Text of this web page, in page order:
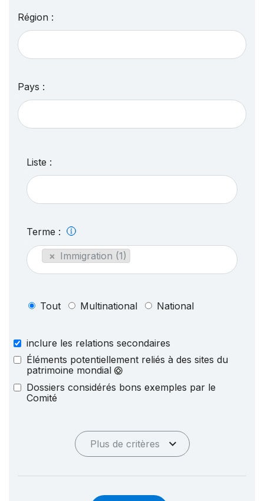
Région :
Pays :
Liste :
Terme :
× Immigration (1)
Tout Multinational National
inclure les relations secondaires
Éléments potentiellement reliés à des sites du
patrimoine mondial
Dossiers considérés bons exemples par le
Comité
Plus de critères